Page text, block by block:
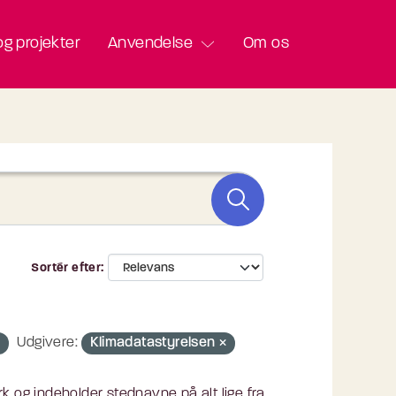
projekter Anvendelse Om os
Sortér efter
Udgivere: Klimadatastyrelsen